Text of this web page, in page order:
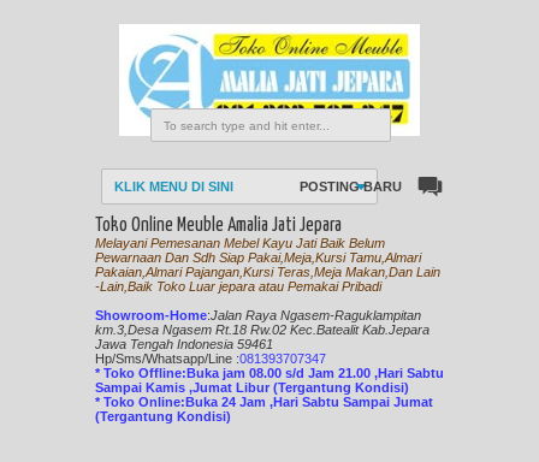
KLIK MENU DI SINI POSTING BARU
Toko Online Meuble Amalia Jati Jepara
Melayani Pemesanan Mebel Kayu Jati Baik Belum
Pewarnaan Dan Sdh Siap Pakai,Meja,Kursi Tamu,Almari
Pakaian,Almari Pajangan,Kursi Teras,Meja Makan,Dan Lain
-Lain,Baik Toko Luar jepara atau Pemakai Pribadi
Showroom-Home:Jalan Raya Ngasem-Raguklampitan
km.3,Desa Ngasem Rt.18 Rw.02 Kec.Batealit Kab.Jepara
Jawa Tengah Indonesia 59461
Hp/Sms/Whatsapp/Line :081393707347
* Toko Offline:Buka jam 08.00 s/d Jam 21.00 ,Hari Sabtu
Sampai Kamis ,Jumat Libur (Tergantung Kondisi)
* Toko Online:Buka 24 Jam ,Hari Sabtu Sampai Jumat
(Tergantung Kondisi)